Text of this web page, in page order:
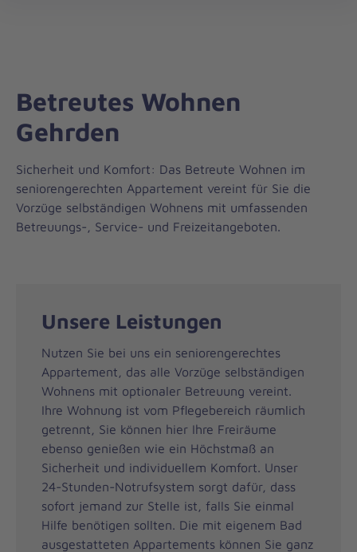
Betreutes Wohnen
Gehrden
Sicherheit und Komfort: Das Betreute Wohnen im
seniorengerechten Appartement vereint für Sie die
Vorzüge selbständigen Wohnens mit umfassenden
Betreuungs-, Service- und Freizeitangeboten.
Unsere Leistungen
Nutzen Sie bei uns ein seniorengerechtes
Appartement, das alle Vorzüge selbständigen
Wohnens mit optionaler Betreuung vereint.
Ihre Wohnung ist vom Pflegebereich räumlich
getrennt, Sie können hier Ihre Freiräume
ebenso genießen wie ein Höchstmaß an
Sicherheit und individuellem Komfort. Unser
24-Stunden-Notrufsystem sorgt dafür, dass
sofort jemand zur Stelle ist, falls Sie einmal
Hilfe benötigen sollten. Die mit eigenem Bad
ausgestatteten Appartements können Sie ganz